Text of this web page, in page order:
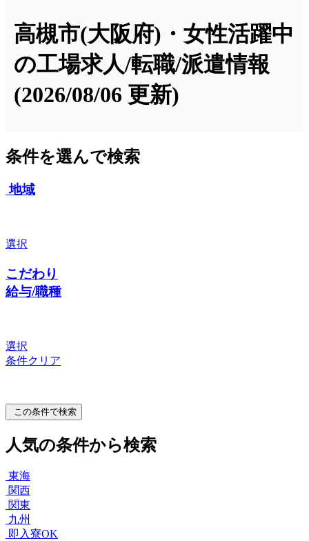
高槻市(大阪府)・女性活躍中
の工場求人/転職/派遣情報
(2026/08/06 更新)
条件を選んで検索
地域
選択
こだわり
給与/職種
選択
条件クリア
この条件で検索
人気の条件から検索
東海
関西
関東
九州
即入寮OK